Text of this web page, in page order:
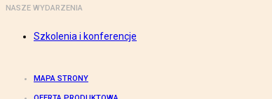
NASZE WYDARZENIA
Szkolenia i konferencje
MAPA STRONY